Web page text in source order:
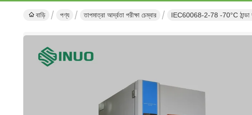
বাড়ি পণ্য তাপমাত্রা আর্দ্রতা পরীক্ষা চেম্বার IEC60068-2-78 -70°C ঠান্ডা